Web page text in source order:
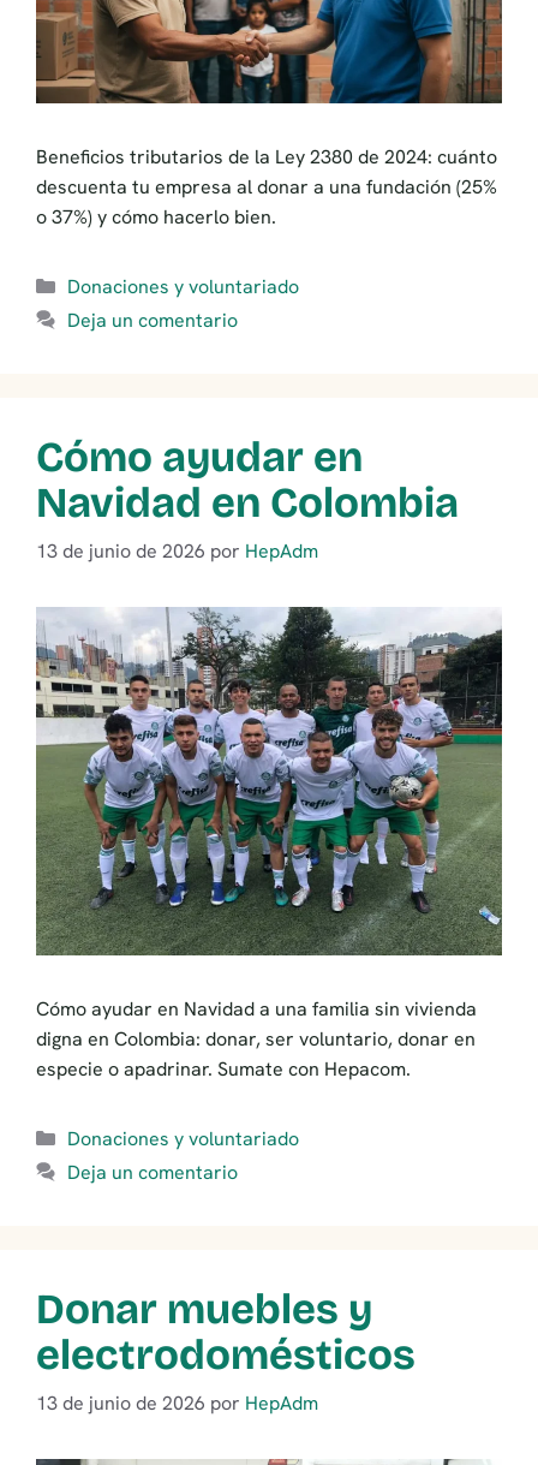
Beneficios tributarios de la Ley 2380 de 2024: cuánto
descuenta tu empresa al donar a una fundación (25%
o 37%) y cómo hacerlo bien.
Categorías
Donaciones y voluntariado
Deja un comentario
Cómo ayudar en
Navidad en Colombia
13 de junio de 2026 por HepAdm
Cómo ayudar en Navidad a una familia sin vivienda
digna en Colombia: donar, ser voluntario, donar en
especie o apadrinar. Sumate con Hepacom.
Categorías
Donaciones y voluntariado
Deja un comentario
Donar muebles y
electrodomésticos
13 de junio de 2026 por HepAdm